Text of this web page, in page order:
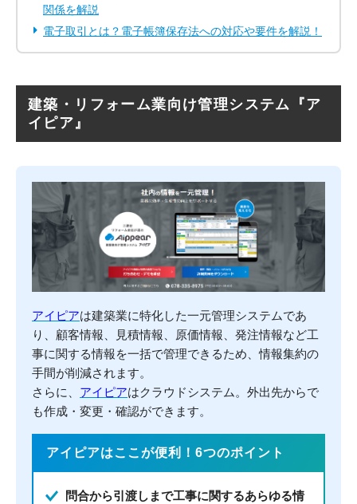
関係を解説
電子取引とは？電子帳簿保存法への対応や要件を解説！
建築・リフォーム業向け管理システム『ア
イピア』
アイピアは建築業に特化した一元管理システムであ
り、顧客情報、見積情報、原価情報、発注情報など工
事に関する情報を一括で管理できるため、情報集約の
手間が削減されます。
さらに、 アイピアはクラウドシステム。外出先からで
も作成・変更・確認ができます。
アイピアはここが便利！6つのポイント
問合から引渡しまで工事に関するあらゆる情